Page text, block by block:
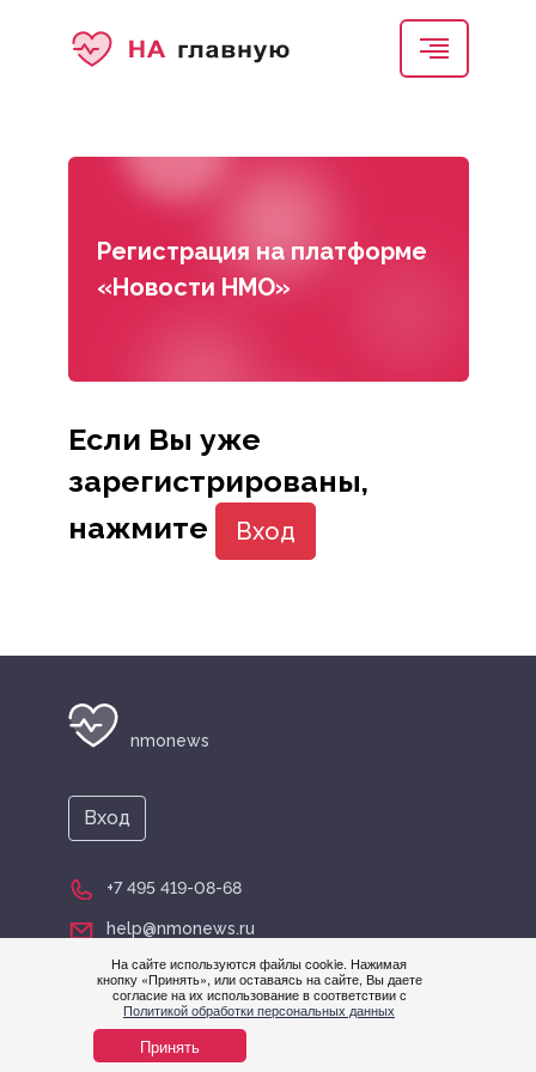
На сайте используются файлы cookie. Нажимая
кнопку «Принять», или оставаясь на сайте, Вы даете
согласие на их использование в соответствии с
Политикой обработки персональных данных
Принять
Регистрация на платформе
«Новости НМО»
Если Вы уже
зарегистрированы,
нажмите
Вход
nmonews
+7 495 419-08-68
help@nmonews.ru
Вход
© nmonews 2026 все права защищены